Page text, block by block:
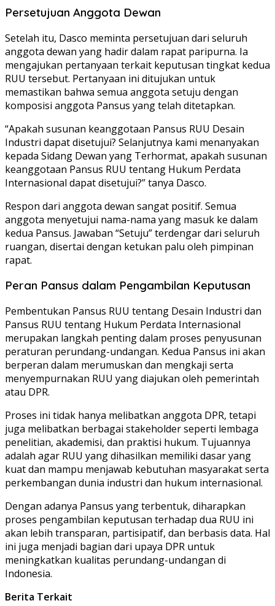
Persetujuan Anggota Dewan
Setelah itu, Dasco meminta persetujuan dari seluruh
anggota dewan yang hadir dalam rapat paripurna. Ia
mengajukan pertanyaan terkait keputusan tingkat kedua
RUU tersebut. Pertanyaan ini ditujukan untuk
memastikan bahwa semua anggota setuju dengan
komposisi anggota Pansus yang telah ditetapkan.
“Apakah susunan keanggotaan Pansus RUU Desain
Industri dapat disetujui? Selanjutnya kami menanyakan
kepada Sidang Dewan yang Terhormat, apakah susunan
keanggotaan Pansus RUU tentang Hukum Perdata
Internasional dapat disetujui?” tanya Dasco.
Respon dari anggota dewan sangat positif. Semua
anggota menyetujui nama-nama yang masuk ke dalam
kedua Pansus. Jawaban “Setuju” terdengar dari seluruh
ruangan, disertai dengan ketukan palu oleh pimpinan
rapat.
Peran Pansus dalam Pengambilan Keputusan
Pembentukan Pansus RUU tentang Desain Industri dan
Pansus RUU tentang Hukum Perdata Internasional
merupakan langkah penting dalam proses penyusunan
peraturan perundang-undangan. Kedua Pansus ini akan
berperan dalam merumuskan dan mengkaji serta
menyempurnakan RUU yang diajukan oleh pemerintah
atau DPR.
Proses ini tidak hanya melibatkan anggota DPR, tetapi
juga melibatkan berbagai stakeholder seperti lembaga
penelitian, akademisi, dan praktisi hukum. Tujuannya
adalah agar RUU yang dihasilkan memiliki dasar yang
kuat dan mampu menjawab kebutuhan masyarakat serta
perkembangan dunia industri dan hukum internasional.
Dengan adanya Pansus yang terbentuk, diharapkan
proses pengambilan keputusan terhadap dua RUU ini
akan lebih transparan, partisipatif, dan berbasis data. Hal
ini juga menjadi bagian dari upaya DPR untuk
meningkatkan kualitas perundang-undangan di
Indonesia.
Berita Terkait